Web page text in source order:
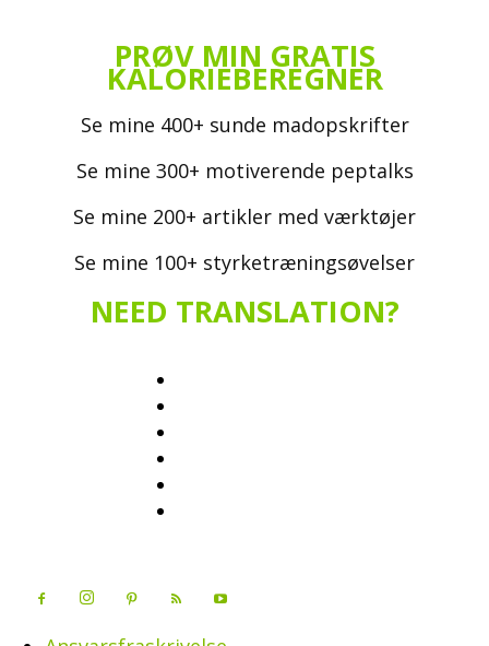
PRØV MIN GRATIS
KALORIEBEREGNER
Se mine 400+ sunde madopskrifter
Se mine 300+ motiverende peptalks
Se mine 200+ artikler med værktøjer
Se mine 100+ styrketræningsøvelser
NEED TRANSLATION?